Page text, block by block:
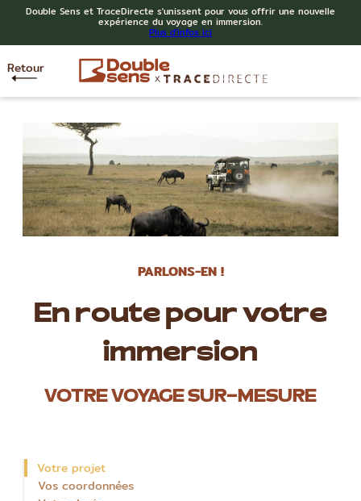
Double Sens et TraceDirecte s'unissent pour vous offrir une nouvelle
expérience du voyage en immersion.
Plus d'infos ici
Retour
PARLONS-EN !
En route pour votre
immersion
VOTRE VOYAGE SUR-MESURE
Votre projet
Vos coordonnées